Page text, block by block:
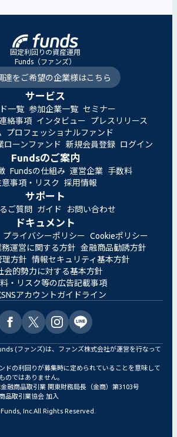
固定利回りの資産運用
Funds（ファンズ）
達をご希望の企業様はこちら
サービス
一覧 参加企業一覧 セミナー
絡事項 インタビュー
プレスリリース
プロフェッショナルファンド
ローンファンド 新規会員登録 ログイン
Fundsのご案内
Fundsの仕組み 運営企業 手数料
意事項・リスク
採用情報
サポート
ご質問 ガイド お問い合わせ
ドキュメント
プライバシーポリシー Cookieポリシー
運営に関する方針 金融商品勧誘方針
理方針 情報セキュリティ基本方針
会的勢力に対する基本方針
・リスク等の広告記載事項
アカウントガイドライン
(ファンズ)は、ファンズ株式会社が運営を行なって
ドの利回りが募集時に定められていることを意味して
のではありません。
融商品取引業 関東財務局長（金商）第3103号
品取引業協会 加入
Funds, Inc. All Rights Reserved.